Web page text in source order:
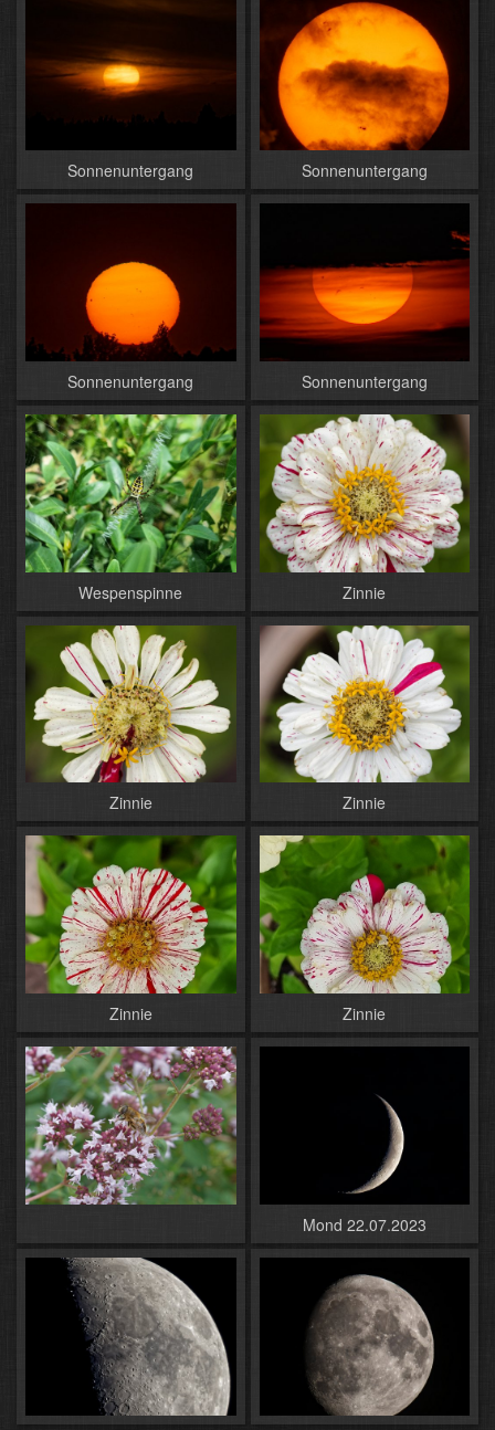
Sonnenuntergang Sonnenuntergang
Sonnenuntergang Sonnenuntergang
Wespenspinne Zinnie
Zinnie Zinnie
Zinnie Zinnie
Mond 22.07.2023